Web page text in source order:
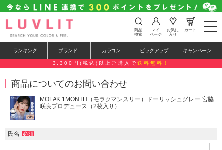
t
o
e
n
g
o
商品
検索
マイ
ページ
お気に
入り
カート
ランキング ブランド カラコン ピックアップ キャンペーン
3,300円(税込)以上ご購入で 送料無料！
商品についてのお問い合わせ
MOLAK 1MONTH（モラクマンスリー）ドーリッシュグレー 宮脇
咲良プロデュース（2枚入り）
氏名 必須